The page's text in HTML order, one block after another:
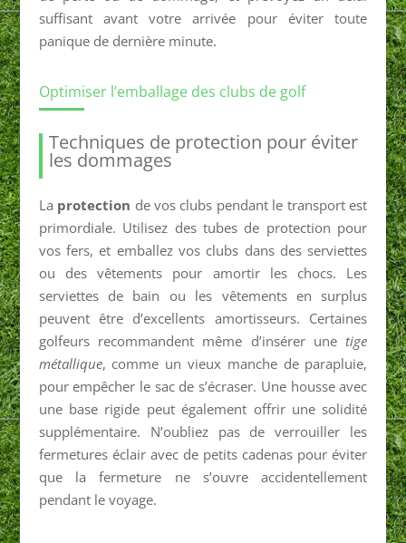
suffisant avant votre arrivée pour éviter toute
panique de dernière minute.
Optimiser l’emballage des clubs de golf
Techniques de protection pour éviter
les dommages
La protection de vos clubs pendant le transport est
primordiale. Utilisez des tubes de protection pour
vos fers, et emballez vos clubs dans des serviettes
ou des vêtements pour amortir les chocs. Les
serviettes de bain ou les vêtements en surplus
peuvent être d’excellents amortisseurs. Certaines
golfeurs recommandent même d’insérer unetige
métallique, comme un vieux manche de parapluie,
pour empêcher le sac de s’écraser. Une housse avec
une base rigide peut également offrir une solidité
supplémentaire. N’oubliez pas de verrouiller les
fermetures éclair avec de petits cadenas pour éviter
que la fermeture ne s’ouvre accidentellement
pendant le voyage.